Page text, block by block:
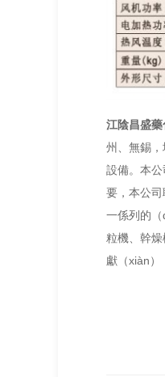
江陰昌盛
州、無錫，
設備。本
要，本公
一係列的
粒機、幹
獻（xiàn）